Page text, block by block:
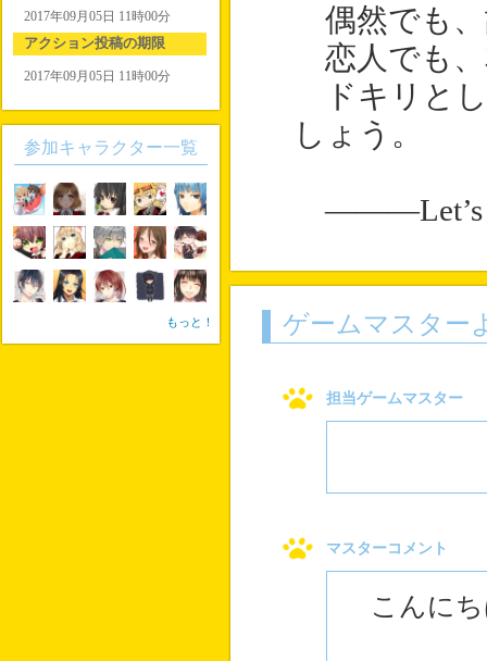
偶然でも
恋人でも
ドキリとし
しょう。
―――Let’s
ゲームマスター
担当ゲームマスター
マスターコメント
こんにち
2017年09月05日 11時00分
アクション投稿の期限
2017年09月05日 11時00分
参加キャラクター一覧
もっと！